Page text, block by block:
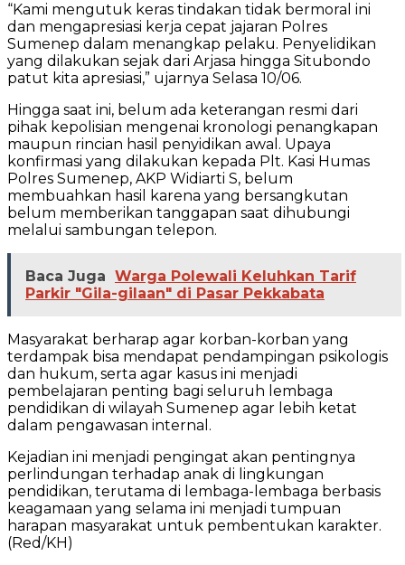
“Kami mengutuk keras tindakan tidak bermoral ini
dan mengapresiasi kerja cepat jajaran Polres
Sumenep dalam menangkap pelaku. Penyelidikan
yang dilakukan sejak dari Arjasa hingga Situbondo
patut kita apresiasi,” ujarnya Selasa 10/06.
Hingga saat ini, belum ada keterangan resmi dari
pihak kepolisian mengenai kronologi penangkapan
maupun rincian hasil penyidikan awal. Upaya
konfirmasi yang dilakukan kepada Plt. Kasi Humas
Polres Sumenep, AKP Widiarti S, belum
membuahkan hasil karena yang bersangkutan
belum memberikan tanggapan saat dihubungi
melalui sambungan telepon.
Baca Juga Warga Polewali Keluhkan Tarif
Parkir "Gila-gilaan" di Pasar Pekkabata
Masyarakat berharap agar korban-korban yang
terdampak bisa mendapat pendampingan psikologis
dan hukum, serta agar kasus ini menjadi
pembelajaran penting bagi seluruh lembaga
pendidikan di wilayah Sumenep agar lebih ketat
dalam pengawasan internal.
Kejadian ini menjadi pengingat akan pentingnya
perlindungan terhadap anak di lingkungan
pendidikan, terutama di lembaga-lembaga berbasis
keagamaan yang selama ini menjadi tumpuan
harapan masyarakat untuk pembentukan karakter.
(Red/KH)